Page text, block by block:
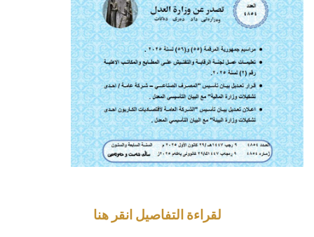
لقراءة التفاصيل انقر هنا